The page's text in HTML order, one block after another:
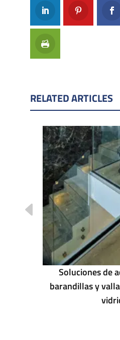
RELATED ARTICLES
SIDE
Soluciones de
barandillas y